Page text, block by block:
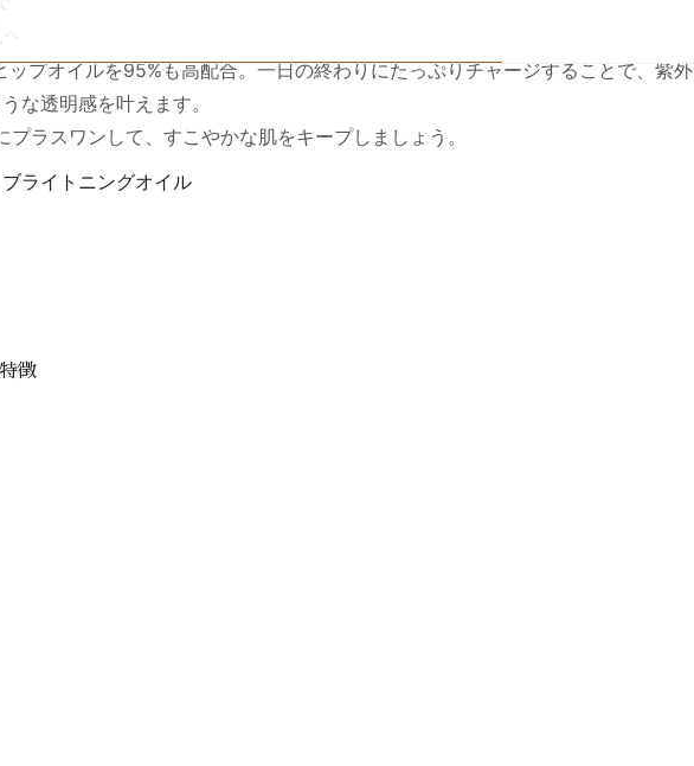
プオイルを95%も高配合。一日の終わりにたっぷりチャージすることで、紫外
な透明感を叶えます。
ラスワンして、すこやかな肌をキープしましょう。
徴